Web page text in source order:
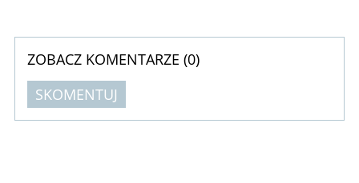
ZOBACZ KOMENTARZE (0)
SKOMENTUJ